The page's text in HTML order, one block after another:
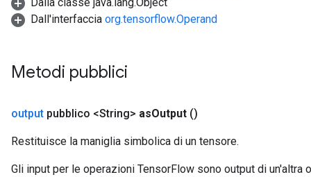
Dall'interfaccia org.tensorflow.Operand
Metodi pubblici
output pubblico <String> asOutput ()
Restituisce la maniglia simbolica di un tensore.
Gli input per le operazioni TensorFlow sono output di un'altra